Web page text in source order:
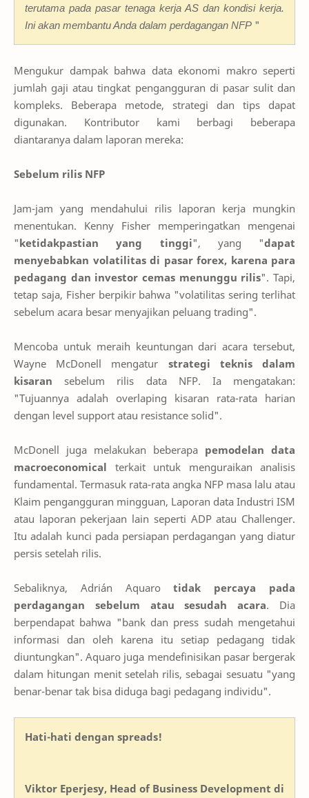
terutama pada pasar tenaga kerja AS dan kondisi kerja.
Ini akan membantu Anda dalam perdagangan NFP "
Mengukur dampak bahwa data ekonomi makro seperti
jumlah gaji atau tingkat pengangguran di pasar sulit dan
kompleks. Beberapa metode, strategi dan tips dapat
digunakan. Kontributor kami berbagi beberapa
diantaranya dalam laporan mereka:
Sebelum rilis NFP
Jam-jam yang mendahului rilis laporan kerja mungkin
menentukan. Kenny Fisher memperingatkan mengenai
"ketidakpastian yang tinggi", yang "dapat
menyebabkan volatilitas di pasar forex, karena para
pedagang dan investor cemas menunggu rilis". Tapi,
tetap saja, Fisher berpikir bahwa "volatilitas sering terlihat
sebelum acara besar menyajikan peluang trading".
Mencoba untuk meraih keuntungan dari acara tersebut,
Wayne McDonell mengatur strategi teknis dalam
kisaran sebelum rilis data NFP. Ia mengatakan:
"Tujuannya adalah overlaping kisaran rata-rata harian
dengan level support atau resistance solid".
McDonell juga melakukan beberapa pemodelan data
macroeconomical terkait untuk menguraikan analisis
fundamental. Termasuk rata-rata angka NFP masa lalu atau
Klaim pengangguran mingguan, Laporan data Industri ISM
atau laporan pekerjaan lain seperti ADP atau Challenger.
Itu adalah kunci pada persiapan perdagangan yang diatur
persis setelah rilis.
Sebaliknya, Adrián Aquarotidak percaya pada
perdagangan sebelum atau sesudah acara. Dia
berpendapat bahwa "bank dan press sudah mengetahui
informasi dan oleh karena itu setiap pedagang tidak
diuntungkan". Aquaro juga mendefinisikan pasar bergerak
dalam hitungan menit setelah rilis, sebagai sesuatu "yang
benar-benar tak bisa diduga bagi pedagang individu".
Hati-hati dengan spreads!
Viktor Eperjesy, Head of Business Development di